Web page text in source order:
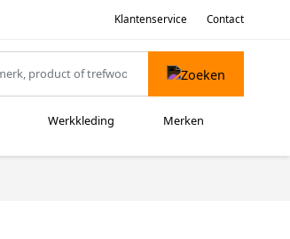
Klantenservice Contact
Werkkleding Merken